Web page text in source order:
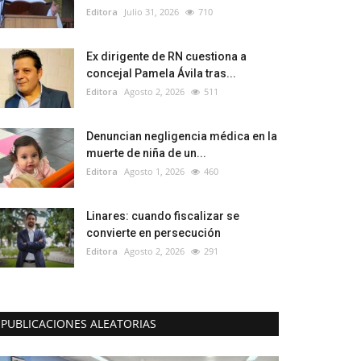
Editora Julio 31, 2026 710
Ex dirigente de RN cuestiona a
concejal Pamela Ávila tras...
Editora Agosto 2, 2026 511
Denuncian negligencia médica en la
muerte de niña de un...
Editora Agosto 1, 2026 460
Linares: cuando fiscalizar se
convierte en persecución
Editora Agosto 2, 2026 291
PUBLICACIONES ALEATORIAS